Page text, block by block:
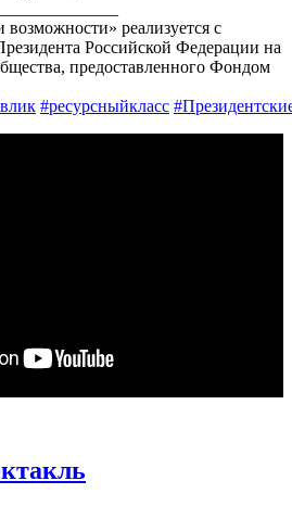
реализуется с
Российской Федерации на
предоставленного Фондом
#ресурсныйкласс